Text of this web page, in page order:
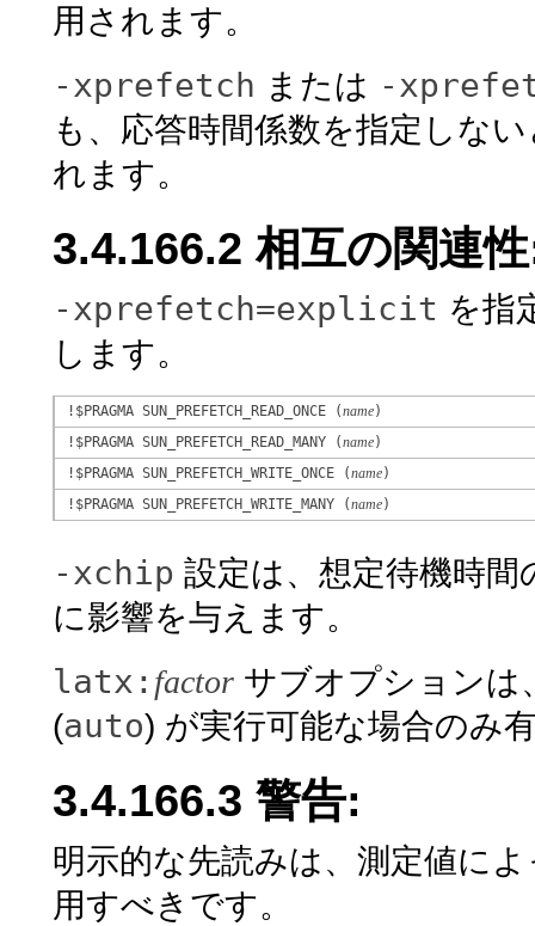
用されます。
-xprefetch または -
も、応答時間係数を指定しな
れます。
3.4.166.2 相互の関連
-xprefetch=explicit を指
します。
!$PRAGMA SUN_PREFETCH_READ_ONCE (name)
!$PRAGMA SUN_PREFETCH_READ_MANY (name)
!$PRAGMA SUN_PREFETCH_WRITE_ONCE (name)
!$PRAGMA SUN_PREFETCH_WRITE_MANY (name)
-xchip 設定は、想定待機時
に影響を与えます。
latx: factor サブオプションは
(auto) が実行可能な場合のみ
3.4.166.3 警告:
明示的な先読みは、測定値に
用すべきです。